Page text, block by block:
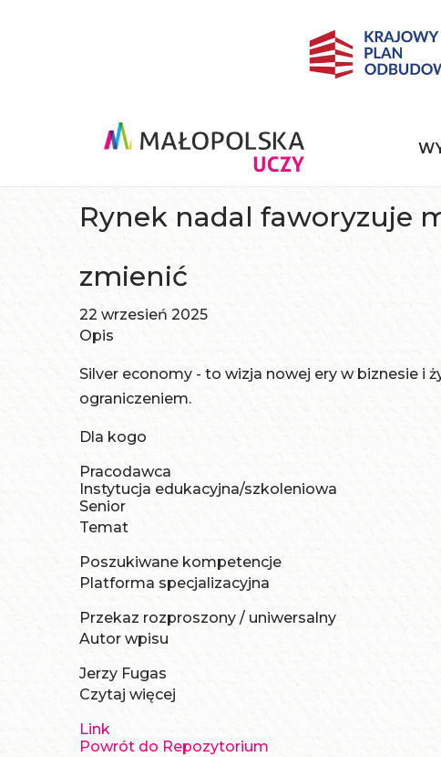
Rynek nadal faworyzuje
zmienić
22 wrzesień 2025
Opis
Silver economy - to wizja nowej ery w biznesie i
ograniczeniem.
Dla kogo
Pracodawca
Instytucja edukacyjna/szkoleniowa
Senior
Temat
Poszukiwane kompetencje
Platforma specjalizacyjna
Przekaz rozproszony / uniwersalny
Autor wpisu
Jerzy Fugas
Czytaj więcej
Link
Powrót do Repozytorium